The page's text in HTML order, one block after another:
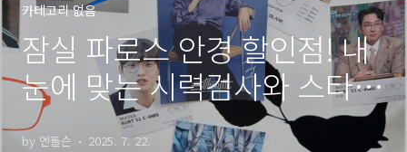
카테고리 없음
잠실 파로스 안경 할인점! 내
눈에 맞는 시력검사와 스타일
좋은 안경 추천
by 엔돌슨 2025. 7. 22.